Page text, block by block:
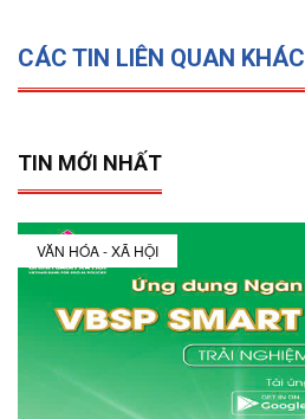
CÁC TIN LIÊN QUAN KHÁC
TIN MỚI NHẤT
VĂN HÓA - XÃ HỘI